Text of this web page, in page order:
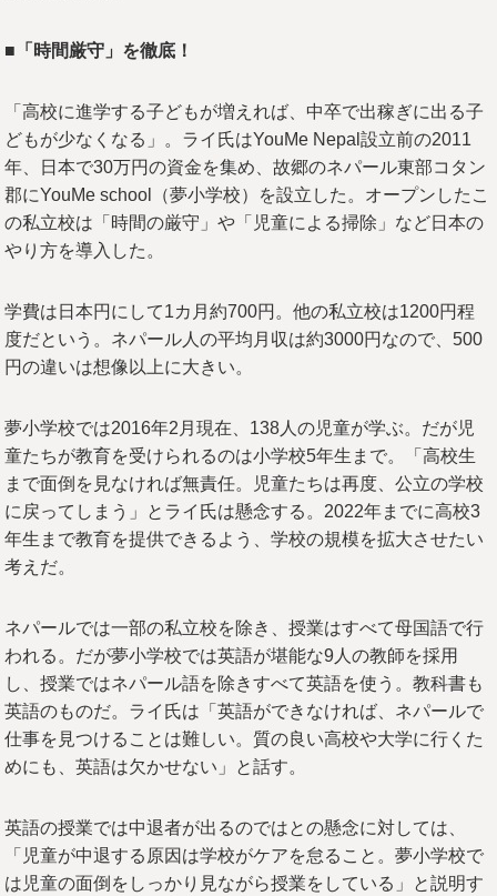
■「時間厳守」を徹底！
「高校に進学する子どもが増えれば、中卒で出稼ぎに出る子
どもが少なくなる」。ライ氏はYouMe Nepal設立前の2011
年、日本で30万円の資金を集め、故郷のネパール東部コタン
郡にYouMe school（夢小学校）を設立した。オープンしたこ
の私立校は「時間の厳守」や「児童による掃除」など日本の
やり方を導入した。
学費は日本円にして1カ月約700円。他の私立校は1200円程
度だという。ネパール人の平均月収は約3000円なので、500
円の違いは想像以上に大きい。
夢小学校では2016年2月現在、138人の児童が学ぶ。だが児
童たちが教育を受けられるのは小学校5年生まで。「高校生
まで面倒を見なければ無責任。児童たちは再度、公立の学校
に戻ってしまう」とライ氏は懸念する。2022年までに高校3
年生まで教育を提供できるよう、学校の規模を拡大させたい
考えだ。
ネパールでは一部の私立校を除き、授業はすべて母国語で行
われる。だが夢小学校では英語が堪能な9人の教師を採用
し、授業ではネパール語を除きすべて英語を使う。教科書も
英語のものだ。ライ氏は「英語ができなければ、ネパールで
仕事を見つけることは難しい。質の良い高校や大学に行くた
めにも、英語は欠かせない」と話す。
英語の授業では中退者が出るのではとの懸念に対しては、
「児童が中退する原因は学校がケアを怠ること。夢小学校で
は児童の面倒をしっかり見ながら授業をしている」と説明す